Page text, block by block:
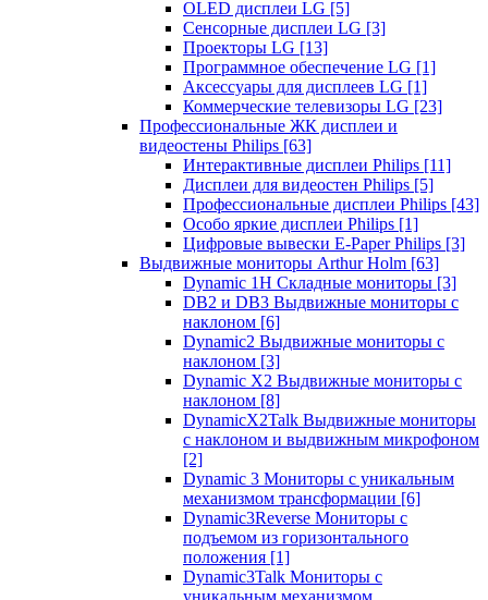
OLED дисплеи LG [5]
Сенсорные дисплеи LG [3]
Проекторы LG [13]
Программное обеспечение LG [1]
Аксессуары для дисплеев LG [1]
Коммерческие телевизоры LG [23]
Профессиональные ЖК дисплеи и
видеостены Philips [63]
Интерактивные дисплеи Philips [11]
Дисплеи для видеостен Philips [5]
Профессиональные дисплеи Philips [43]
Особо яркие дисплеи Philips [1]
Цифровые вывески E-Paper Philips [3]
Выдвижные мониторы Arthur Holm [63]
Dynamic 1Н Складные мониторы [3]
DB2 и DB3 Выдвижные мониторы с
наклоном [6]
Dynamic2 Выдвижные мониторы с
наклоном [3]
Dynamic X2 Выдвижные мониторы с
наклоном [8]
DynamicX2Talk Выдвижные мониторы
с наклоном и выдвижным микрофоном
[2]
Dynamic 3 Мониторы с уникальным
механизмом трансформации [6]
Dynamic3Reverse Мониторы с
подъемом из горизонтального
положения [1]
Dynamic3Talk Мониторы с
уникальным механизмом